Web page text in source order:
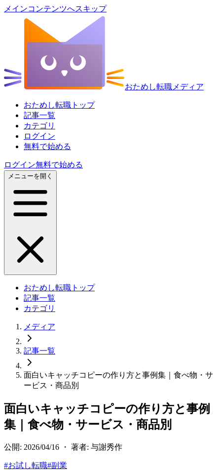
メインコンテンツへスキップ
おためし転職メディア
おためし転職トップ
記事一覧
カテゴリ
ログイン
無料で始める
ログイン無料で始める
メニューを開く
おためし転職トップ
記事一覧
カテゴリ
メディア
記事一覧
面白いキャッチコピーの作り方と事例集｜食べ物・サ
ービス・商品別
面白いキャッチコピーの作り方と事例
集｜食べ物・サービス・商品別
公開: 2026/04/16 ・ 著者: 与謝秀作
#お試し転職#副業